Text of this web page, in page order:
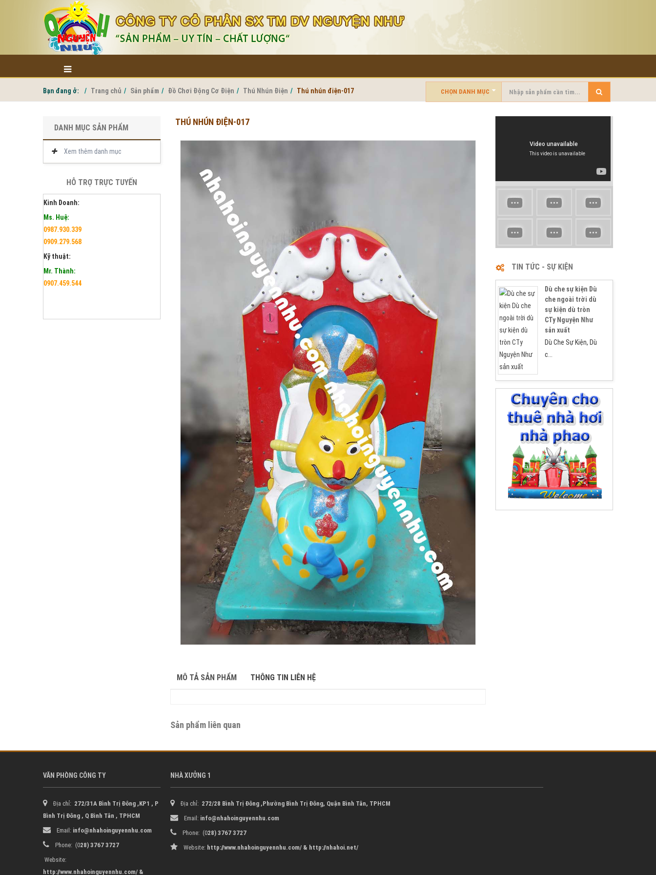
CHỌN DANH MỤC
Bạn đang ở: Trang chủ Sản phẩm Đồ Chơi Động Cơ Điện Thú Nhún Điện Thú nhún điện-017
DANH MỤC SẢN PHẨM
Xem thêm danh mục
HỖ TRỢ TRỰC TUYẾN
Kinh Doanh:
Ms. Huệ:
0987.930.339
0909.279.568
Kỹ thuật:
Mr. Thành:
0907.459.544
THÚ NHÚN ĐIỆN-017
MÔ TẢ SẢN PHẨM THÔNG TIN LIÊN HỆ
Sản phẩm liên quan
TIN TỨC - SỰ KIỆN
Dù che sự kiện Dù
che ngoài trời dù
sự kiện dù tròn
CTy Nguyện Như
sản xuất
Dù Che Sự Kiện, Dù
c...
VĂN PHÒNG CÔNG TY
Địa chỉ: 272/31A Bình Trị Đông ,KP1 , P
Bình Trị Đông , Q Bình Tân , TPHCM
Email: info@nhahoinguyennhu.com
Phone: (028) 3767 3727
Website:
http://www.nhahoinguyennhu.com/ &
NHÀ XƯỞNG 1
Địa chỉ: 272/28 Bình Trị Đông ,Phường Bình Trị Đông, Quận Bình Tân, TPHCM
Email: info@nhahoinguyennhu.com
Phone: (028) 3767 3727
Website: http://www.nhahoinguyennhu.com/ & http://nhahoi.net/